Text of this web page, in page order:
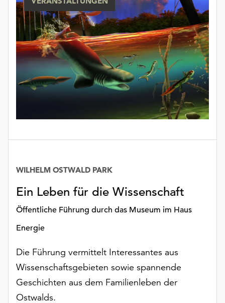
Ein Leben für die Wissenschaft
Öffentliche Führung durch das Museum im Haus
Energie
WILHELM OSTWALD PARK
Die Führung vermittelt Interessantes aus
Wissenschaftsgebieten sowie spannende
Geschichten aus dem Familienleben der
Ostwalds.